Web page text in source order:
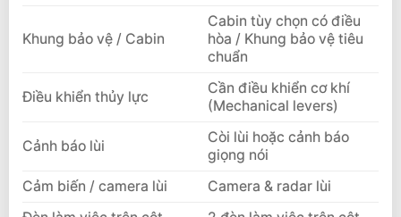
Khung bảo vệ / Cabin
Cabin tùy chọn có điều
hòa / Khung bảo vệ tiêu
chuẩn
Điều khiển thủy lực
Cần điều khiển cơ khí
(Mechanical levers)
Cảnh báo lùi
Còi lùi hoặc cảnh báo
giọng nói
Cảm biến / camera lùi
Camera & radar lùi